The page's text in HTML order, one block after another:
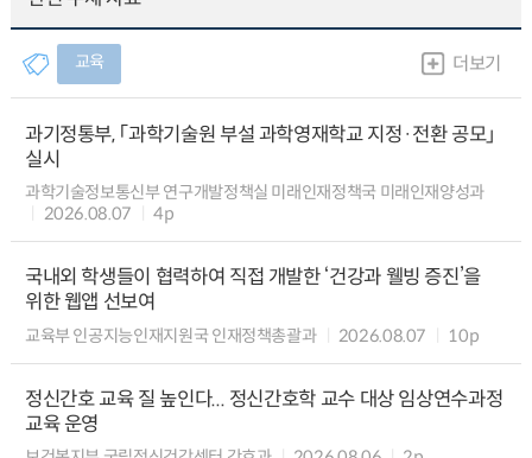
교육 더보기
과기정통부, 「과학기술원 부설 과학영재학교 지정·전환 공모」
실시
과학기술정보통신부 연구개발정책실 미래인재정책국 미래인재양성과
2026.08.07
4p
국내외 학생들이 협력하여 직접 개발한 ‘건강과 웰빙 증진’을
위한 웹앱 선보여
교육부 인공지능인재지원국 인재정책총괄과 2026.08.07 10p
정신간호 교육 질 높인다... 정신간호학 교수 대상 임상연수과정
교육 운영